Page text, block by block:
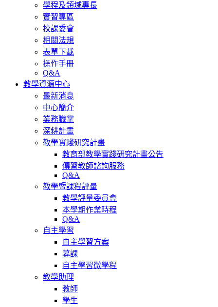
學程及領域專長
實習專區
校課委會
相關法規
表單下載
操作手冊
Q&A
教學資源中心
最新消息
中心簡介
業務職掌
深耕計畫
教學實踐研究計畫
教育部教學實踐研究計畫公告
傳習教師諮詢服務
Q&A
教學暨課程評量
教學評量委員會
本學期作業時程
Q&A
自主學習
自主學習方案
募課
自主學習微學程
教學助理
教師
學生